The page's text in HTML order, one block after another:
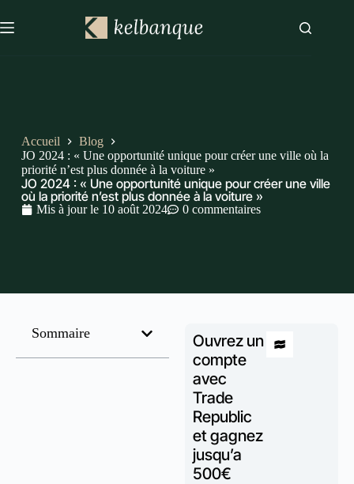
Accueil
Blog
JO 2024 : « Une opportunité unique pour créer une ville où la
priorité n’est plus donnée à la voiture »
JO 2024 : « Une opportunité unique pour créer une ville
où la priorité n’est plus donnée à la voiture »
Mis à jour le 10 août 2024 0 commentaires
Sommaire
Ouvrez un
compte
avec
Trade
Republic
et gagnez
jusqu’a
500€